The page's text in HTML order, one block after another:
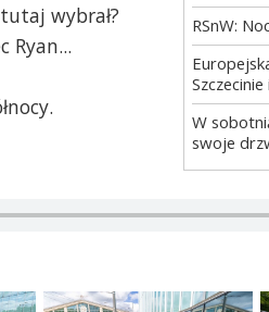
RSnW:
W
swoje
wybrał?
Ryan...